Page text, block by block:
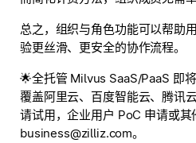
总之，组织与角色功能可以帮助
验更丝滑、更安全的协作流程。
🌟全托管 Milvus SaaS/PaaS 即
覆盖阿里云、百度智能云、腾讯
请试用，企业用户 PoC 申请或其
business@zilliz.com。